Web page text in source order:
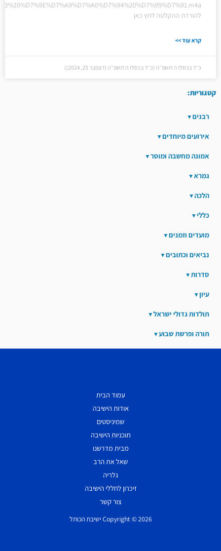
להורדת ההקלטה לחץ כאן
קרא עוד >>
כ״ד בכסלו ה׳תשפ״ה (כ״ד בכסלו ה׳תשפ״ה (דצמבר 25, 2024))
קטגוריות:
רבנים
אירועים מיוחדים
אמונה מחשבה ומוסר
גמרא
הלכה
כללי
מועדים וזמנים
נביאים וכתובים
סדרות
עיון
תולדות גדולי ישראל
תורה ופרשת שבוע
עמוד הבית
אודות הישיבה
שמיניסטים
תוכניות הישיבה
מבית מדרשנו
שאל את הרב
גלריה
זיכרון לחללי הישיבה
צור קשר
Copyright © 2026 ישיבת הכותל